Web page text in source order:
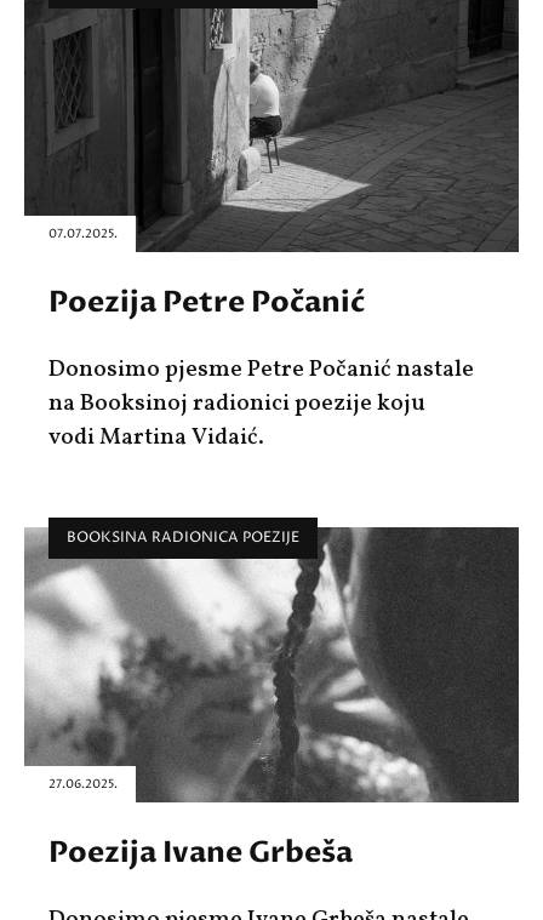
07.07.2025.
Poezija Petre Počanić
Donosimo pjesme Petre Počanić nastale
na Booksinoj radionici poezije koju
vodi Martina Vidaić.
BOOKSINA RADIONICA POEZIJE
27.06.2025.
Poezija Ivane Grbeša